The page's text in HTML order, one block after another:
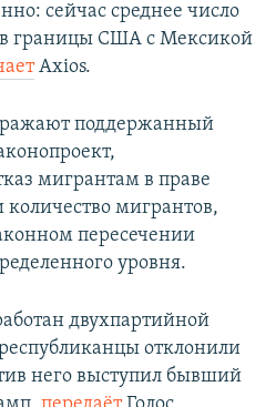
сейчас среднее число
границы США с Мексикой
Axios.
поддержанный
мигрантам в праве
мигрантов,
пересечении
уровня.
двухпартийной
отклонили
него выступил бывший